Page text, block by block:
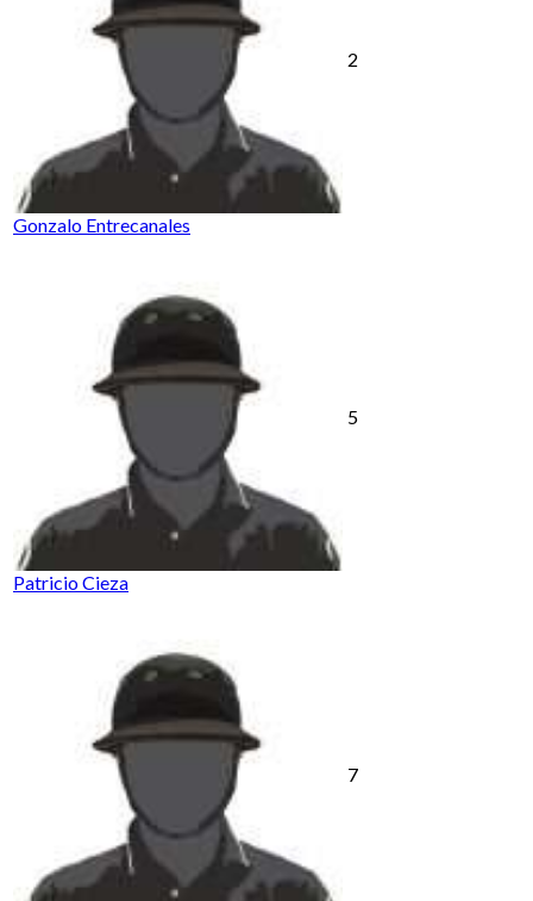
Gonzalo Entrecanales
2
Patricio Cieza
5
7